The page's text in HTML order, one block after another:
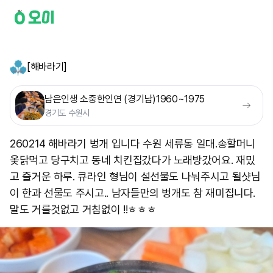
[해바라기]
남은인생 소중한인연 (경기남)1960~1975
경기도 수원시
260214 해바라기 벙개 입니다 수원 세류동 일대.송할머니
옻닭먹고 당구치고 동네 치킨집갔다가 노래방갔어요. 재밌
고 즐거운 하루. 큐라인 형님이 설선물도 나눠주시고 될샷님
이 한과 선물도 주시고.. 남자들만의 벙개도 참 재미집니다.
말도 거를것없고 거침없이 !!ㅎㅎㅎ ​